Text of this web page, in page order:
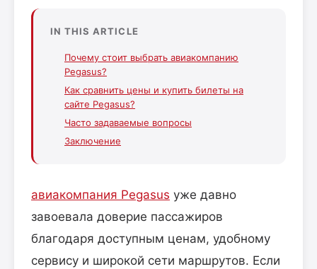
IN THIS ARTICLE
Почему стоит выбрать авиакомпанию
Pegasus?
Как сравнить цены и купить билеты на
сайте Pegasus?
Часто задаваемые вопросы
Заключение
авиакомпания Pegasus уже давно
завоевала доверие пассажиров
благодаря доступным ценам, удобному
сервису и широкой сети маршрутов. Если